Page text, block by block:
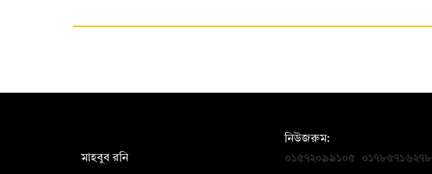
মাহবুব রনি
নিউজরুম:
০১৫৭২০৯৯১০৫
০১৭৮৫৭১৬২৭৮